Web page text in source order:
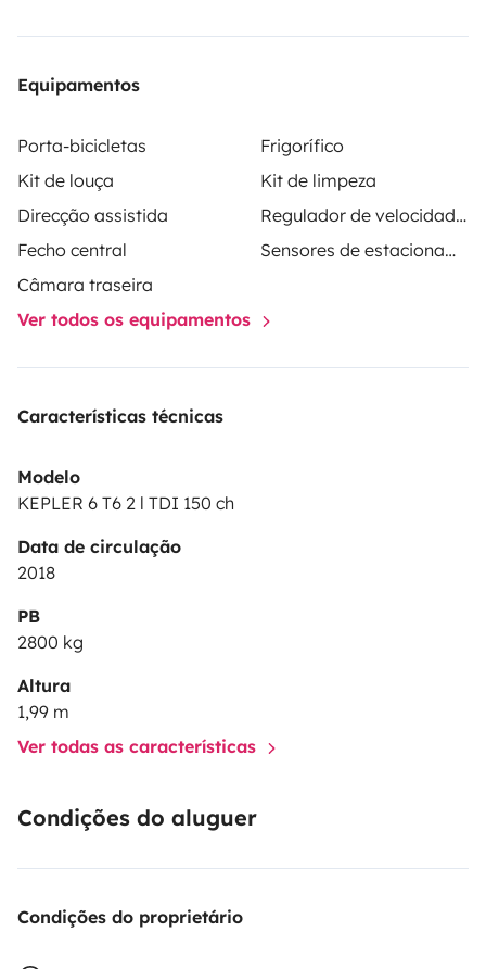
Equipamentos
Porta-bicicletas
Frigorífico
Kit de louça
Kit de limpeza
Direcção assistida
Regulador de velocidade / Cruise Control
Fecho central
Sensores de estacionamento
Câmara traseira
Ver todos os equipamentos
Características técnicas
Modelo
KEPLER 6 T6 2 l TDI 150 ch
Data de circulação
2018
PB
2800 kg
Altura
1,99 m
Ver todas as características
Condições do aluguer
Condições do proprietário